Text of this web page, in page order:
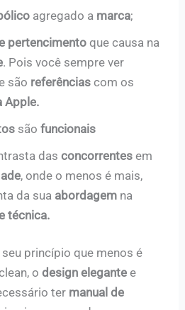
agregado a marca;
pertencimento que causa na
. Pois você sempre ver
são referênciascom os
Apple.
sãofuncionais
dasconcorrentesem
, onde o menos é mais,
da sua abordagem na
técnica.
princípio que menos é
odesign elegante e
ter manual de